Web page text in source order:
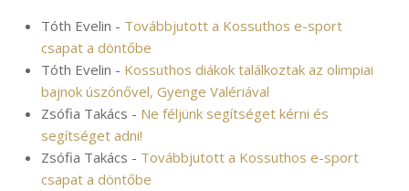
Tóth Evelin - Továbbjutott a Kossuthos e-sport
csapat a döntőbe
Tóth Evelin - Kossuthos diákok találkoztak az olimpiai
bajnok úszónővel, Gyenge Valériával
Zsófia Takács - Ne féljünk segítséget kérni és
segítséget adni!
Zsófia Takács - Továbbjutott a Kossuthos e-sport
csapat a döntőbe